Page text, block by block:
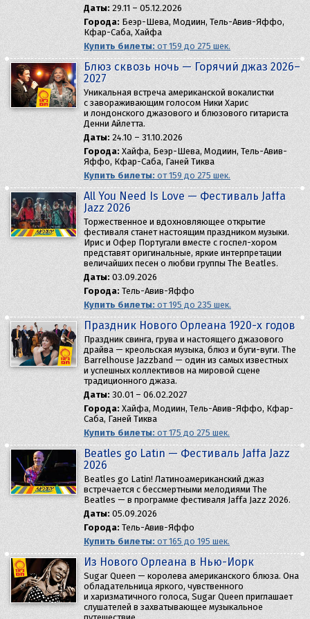
Даты: 29.11 – 05.12.2026
Города: Беэр-Шева, Модиин, Тель-Авив-Яффо,
Кфар-Саба, Хайфа
Купить билеты: от 159 до 275 шек.
Блюз сквозь ночь — Горячий джаз 2026–
2027
Уникальная встреча американской вокалистки
с завораживающим голосом Ники Харис
и лондонского джазового и блюзового гитариста
Денни Айлетта.
Даты: 24.10 – 31.10.2026
Города: Хайфа, Беэр-Шева, Модиин, Тель-Авив-
Яффо, Кфар-Саба, Ганей Тиква
Купить билеты: от 159 до 275 шек.
All You Need Is Love — Фестиваль Jaffa
Jazz 2026
Торжественное и вдохновляющее открытие
фестиваля станет настоящим праздником музыки.
Ирис и Офер Португали вместе с госпел-хором
представят оригинальные, яркие интерпретации
величайших песен о любви группы The Beatles.
Даты: 03.09.2026
Города: Тель-Авив-Яффо
Купить билеты: от 195 до 235 шек.
Праздник Нового Орлеана 1920-х годов
Праздник свинга, грува и настоящего джазового
драйва — креольская музыка, блюз и буги-вуги. The
Barrelhouse Jazzband — один из самых известных
и успешных коллективов на мировой сцене
традиционного джаза.
Даты: 30.01 – 06.02.2027
Города: Хайфа, Модиин, Тель-Авив-Яффо, Кфар-
Саба, Ганей Тиква
Купить билеты: от 175 до 275 шек.
Beatles go Latin — Фестиваль Jaffa Jazz
2026
Beatles go Latin! Латиноамериканский джаз
встречается с бессмертными мелодиями The
Beatles — в программе фестиваля Jaffa Jazz 2026.
Даты: 05.09.2026
Города: Тель-Авив-Яффо
Купить билеты: от 165 до 195 шек.
Из Нового Орлеана в Нью-Йорк
Sugar Queen — королева американского блюза. Она
обладательница яркого, чувственного
и харизматичного голоса, Sugar Queen приглашает
слушателей в захватывающее музыкальное